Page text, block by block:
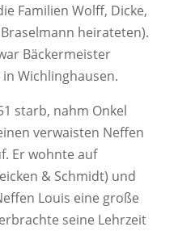
Familien Wolff, Dicke,
heirateten).
Bäckermeister
in Wichlinghausen.
starb, nahm Onkel
verwaisten Neffen
Er wohnte auf
& Schmidt) und
Louis eine große
seine Lehrzeit